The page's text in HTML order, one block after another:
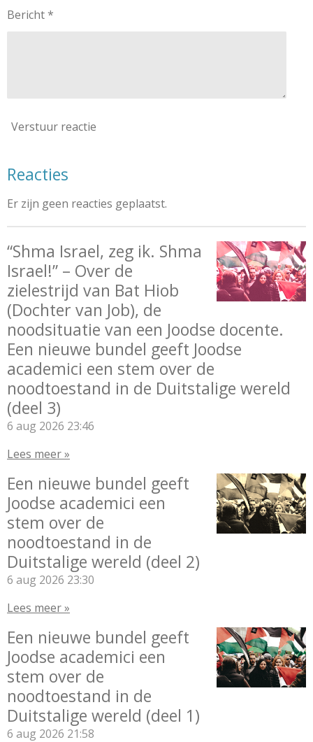
Bericht *
Verstuur reactie
Reacties
Er zijn geen reacties geplaatst.
“Shma Israel, zeg ik. Shma
Israel!” – Over de
zielestrijd van Bat Hiob
(Dochter van Job), de
noodsituatie van een Joodse docente.
Een nieuwe bundel geeft Joodse
academici een stem over de
noodtoestand in de Duitstalige wereld
(deel 3)
6 aug 2026 23:46
Lees meer »
Een nieuwe bundel geeft
Joodse academici een
stem over de
noodtoestand in de
Duitstalige wereld (deel 2)
6 aug 2026 23:30
Lees meer »
Een nieuwe bundel geeft
Joodse academici een
stem over de
noodtoestand in de
Duitstalige wereld (deel 1)
6 aug 2026 21:58